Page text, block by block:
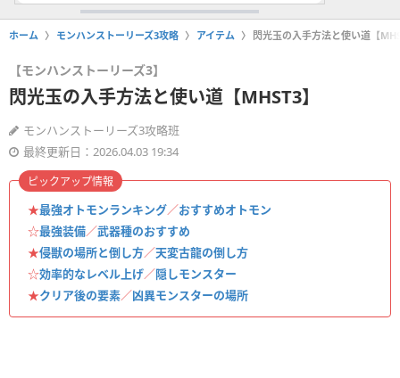
ホーム モンハンストーリーズ3攻略 アイテム 閃光玉の入手方法と使い道【
【モンハンストーリーズ3】
閃光玉の入手方法と使い道【MHST3】
モンハンストーリーズ3攻略班
最終更新日：2026.04.03 19:34
★最強オトモンランキング／おすすめオトモン
☆最強装備／武器種のおすすめ
★侵獣の場所と倒し方／天変古龍の倒し方
☆効率的なレベル上げ／隠しモンスター
★クリア後の要素／凶異モンスターの場所
ピックアップ情報